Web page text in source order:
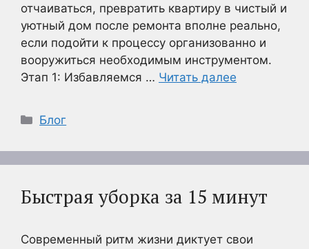
отчаиваться, превратить квартиру в чистый и
уютный дом после ремонта вполне реально,
если подойти к процессу организованно и
вооружиться необходимым инструментом.
Этап 1: Избавляемся … Читать далее
Рубрики
Блог
Быстрая уборка за 15 минут
Современный ритм жизни диктует свои